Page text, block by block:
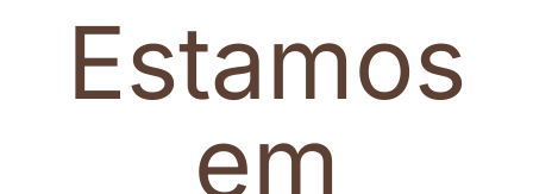
Estamos
em